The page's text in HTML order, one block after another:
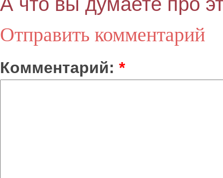
Отправить комментарий
Комментарий: *